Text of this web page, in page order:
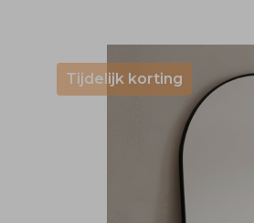
Tijdelijk korting